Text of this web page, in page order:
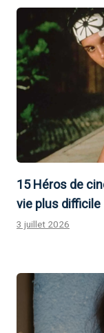
15 Héros de
vie plus difficile
3 juillet 2026